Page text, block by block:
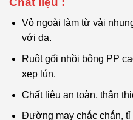
Vỏ ngoài làm từ vải
với da.
Ruột gối nhồi bông PP
xẹp lún.
Chất liệu an toàn, thân
Đường may chắc chắn, tỉ